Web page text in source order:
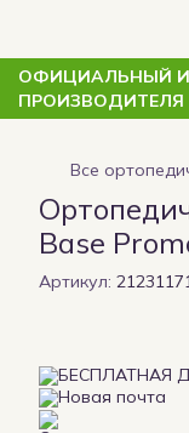
ОФИЦИАЛЬНЫЙ
ПРОИЗВОДИТЕЛЯ
Все
Base
Артикул: